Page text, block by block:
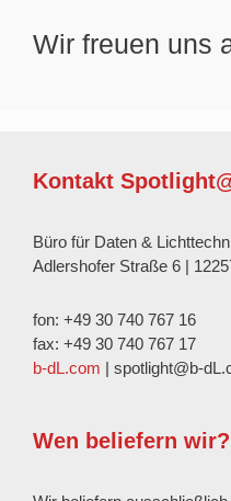
Wir freuen uns
Kontakt
Büro für Daten &
Adlershofer Straße 6 |
fon: +49 30 740 767 16
fax: +49 30 740 767 17
b-dL.com | spotlight@b-
Wen beliefern wir?